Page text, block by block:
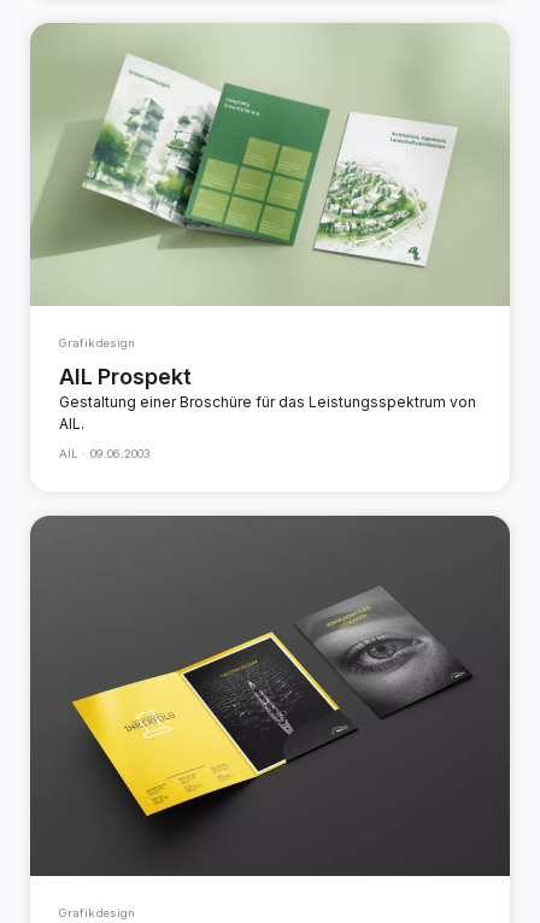
Grafikdesign
AIL Prospekt
Gestaltung einer Broschüre für das Leistungsspektrum von
AIL.
AIL · 09.06.2003
Grafikdesign